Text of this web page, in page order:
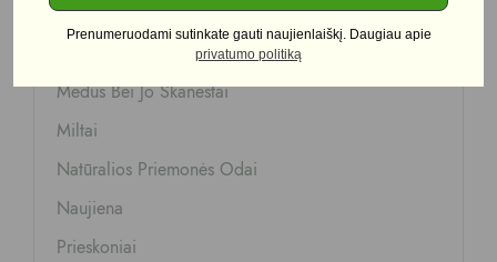
Kavos/arbatos/kakavos/cukrūs
Medus Bei Jo Skanėstai
Miltai
Natūralios Priemonės Odai
Naujiena
Prieskoniai
Prenumeruodami sutinkate gauti naujienlaiškį. Daugiau apie
privatumo politiką